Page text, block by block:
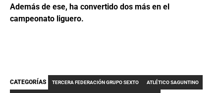
Además de ese, ha convertido dos más en el
campeonato liguero.
CATEGORÍAS TERCERA FEDERACIÓN GRUPO SEXTO ATLÉTICO SAGUNTINO